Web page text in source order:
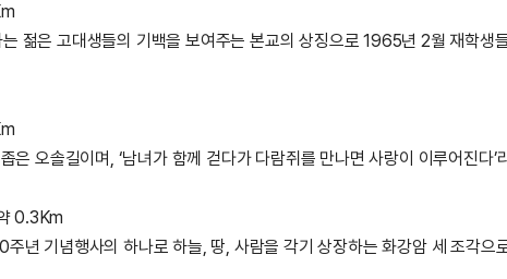
젊은 고대생들의 기백을 보여주는 본교의 상징으로 1965년 2월 재학
은 오솔길이며, ‘남녀가 함께 걷다가 다람쥐를 만나면 사랑이 이루어진다
0.3Km
년 기념행사의 하나로 하늘, 땅, 사람을 각기 상장하는 화강암 세 조각으